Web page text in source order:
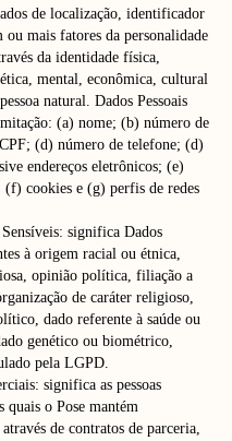
de localização, identificador
mais fatores da personalidade
da identidade física,
mental, econômica, cultural
natural. Dados Pessoais
(a) nome; (b) número de
(d) número de telefone; (d)
endereços eletrônicos; (e)
(f) cookies e (g) perfis de redes
Sensíveis: significa Dados
à origem racial ou étnica,
opinião política, filiação a
de caráter religioso,
dado referente à saúde ou
genético ou biométrico,
pela LGPD.
significa as pessoas
quais o Pose mantém
de contratos de parceria,